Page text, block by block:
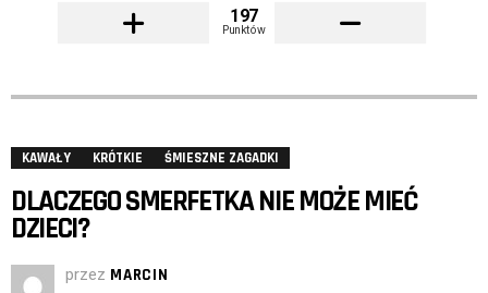
197
Punktów
KAWAŁY KRÓTKIE ŚMIESZNE ZAGADKI
DLACZEGO SMERFETKA NIE MOŻE MIEĆ
DZIECI?
przez MARCIN